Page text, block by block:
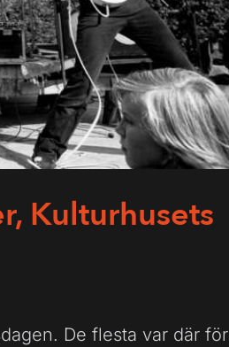
Kulturhusets
De flesta var där för